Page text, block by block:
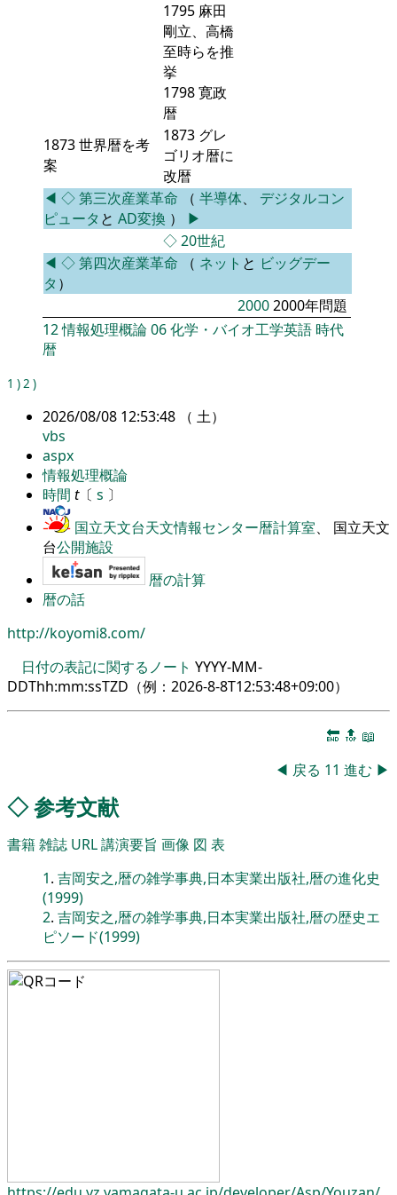
1795 麻田
剛立、高橋
至時らを推
挙
1798 寛政
暦
1873 世界暦を考
案
1873 グレ
ゴリオ暦に
改暦
◀ ◇第三次産業革命 （ 半導体、 デジタルコン
ピュータ と AD変換 ） ▶
◇20世紀
◀ ◇第四次産業革命 （ ネット と ビッグデー
タ ）
20002000年問題
12情報処理概論06化学・バイオ工学英語 時代
暦
1 ) 2 )
2026/08/08 12:53:48 （ 土）
vbs
aspx
情報処理概論
時間 t〔 s 〕
国立天文台天文情報センター暦計算室、 国立天文
台公開施設
暦の計算
暦の話
http://koyomi8.com/
日付の表記に関するノート YYYY-MM-
DDThh:mm:ssTZD（例： 2026-8-8T12:53:48+09:00）
🔚 🔝 📖
◀ 戻る 11 進む ▶
◇参考文献
書籍雑誌 URL講演要旨 画像 図 表
1. 吉岡安之,暦の雑学事典,日本実業出版社,暦の進化史
(1999)
2. 吉岡安之,暦の雑学事典,日本実業出版社,暦の歴史エ
ピソード(1999)